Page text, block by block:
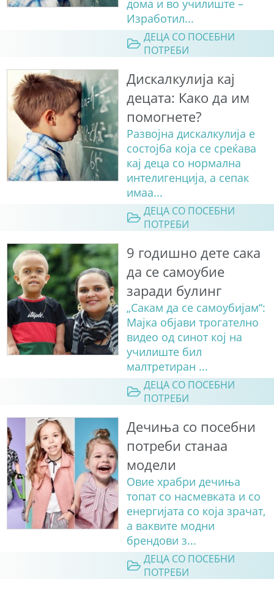
дома и во училиште –
Изработил...
ДЕЦА СО ПОСЕБНИ
ПОТРЕБИ
Дискалкулија кај
децата: Како да им
помогнете?
Развојна дискалкулија е
состојба која се среќава
кај деца со нормална
интелигенција, а сепак
имаа...
ДЕЦА СО ПОСЕБНИ
ПОТРЕБИ
9 годишно дете сака
да се самоубие
заради булинг
„Сакам да се самоубијам“:
Мајка објави трогателно
видео од синот кој на
училиште бил
малтретиран ...
ДЕЦА СО ПОСЕБНИ
ПОТРЕБИ
Дечиња со посебни
потреби станаа
модели
Овие храбри дечиња
топат со насмевката и со
енергијата со која зрачат,
а ваквите модни
брендови з...
ДЕЦА СО ПОСЕБНИ
ПОТРЕБИ